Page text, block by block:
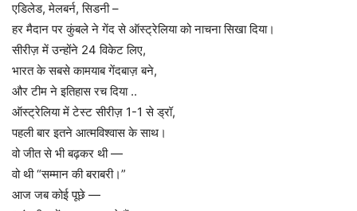
एडिलेड, मेलबर्न, सिडनी –
हर मैदान पर कुंबले ने गेंद से ऑस्ट्रेलिया को नाचना सिखा दिया।
सीरीज़ में उन्होंने 24 विकेट लिए,
भारत के सबसे कामयाब गेंदबाज़ बने,
और टीम ने इतिहास रच दिया ..
ऑस्ट्रेलिया में टेस्ट सीरीज़ 1-1 से ड्रॉ,
पहली बार इतने आत्मविश्वास के साथ।
वो जीत से भी बढ़कर थी —
वो थी “सम्मान की बराबरी।”
आज जब कोई पूछे —